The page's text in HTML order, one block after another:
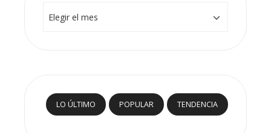
LO ÚLTIMO POPULAR TENDENCIA